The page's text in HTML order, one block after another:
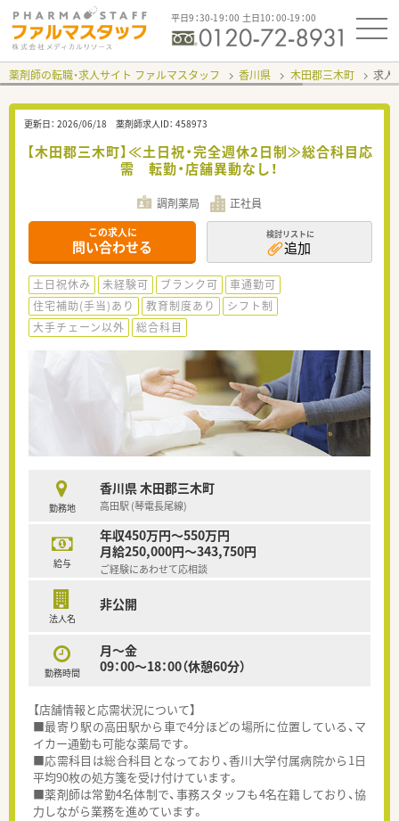
平日9：30-19：00 土日10：00-19：00
薬剤師の転職・求人サイト ファルマスタッフ 香川県 木田郡三木町 求人
更新日： 2026/06/18 薬剤師求人ID： 458973
【木田郡三木町】≪土日祝・完全週休2日制≫総合科目応
需 転勤・店舗異動なし！
調剤薬局 正社員
この求人に
問い合わせる
検討リストに
追加
土日祝休み 未経験可 ブランク可
車通勤可
住宅補助(手当)あり
教育制度あり
シフト制
大手チェーン以外
総合科目
勤務地
香川県 木田郡三木町
高田駅 (琴電長尾線)
給与
年収450万円～550万円
月給250,000円～343,750円
ご経験にあわせて応相談
法人名
非公開
勤務時間
月～金
09：00～18：00（休憩60分）
【店舗情報と応需状況について】
■最寄り駅の高田駅から車で4分ほどの場所に位置している、マ
イカー通勤も可能な薬局です。
■応需科目は総合科目となっており、香川大学付属病院から1日
平均90枚の処方箋を受け付けています。
■薬剤師は常勤4名体制で、事務スタッフも4名在籍しており、協
力しながら業務を進めています。